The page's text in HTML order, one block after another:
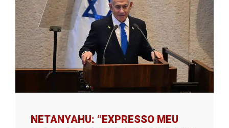
NETANYAHU: “EXPRESSO MEU